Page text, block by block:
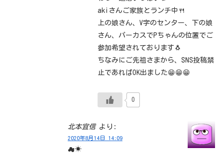
akiさんご家族とランチ中🍴
上の娘さん、V字のセンター、下の娘
さん、パーカスでPちゃんの位置でご
参加希望されております🐧
ちなみにご先祖さまから、SNS投稿禁
止であればOK出ました😁😁😁
0
北本宜信 より:
2020年8月14日 14:09
☁☀